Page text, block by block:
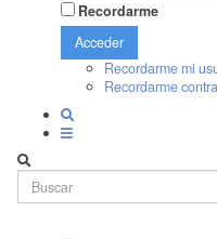
Recordarme
Acceder
Recordarme mi
Recordarme